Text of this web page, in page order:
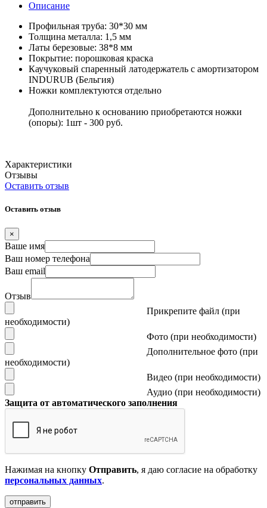
Описание
Профильная труба: 30*30 мм
Толщина металла: 1,5 мм
Латы березовые: 38*8 мм
Покрытие: порошковая краска
Каучуковый спаренный латодержатель с амортизатором
INDURUB (Бельгия)
Ножки комплектуются отдельно
Дополнительно к основанию приобретаются ножки
(опоры): 1шт - 300 руб.
Характеристики
Отзывы
Оставить отзыв
Оставить отзыв
×
Ваше имя
Ваш номер телефона
Ваш email
Отзыв
Прикрепите файл (при
необходимости)
Фото (при необходимости)
Дополнительное фото (при
необходимости)
Видео (при необходимости)
Аудио (при необходимости)
Защита от автоматического заполнения
Нажимая на кнопку Отправить, я даю согласие на обработку
персональных данных.